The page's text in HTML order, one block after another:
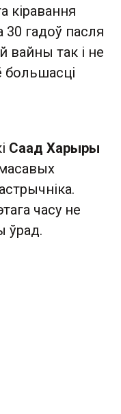
кіравання
30 гадоў пасля
вайны так і не
Саад Харыры
часу не
ўрад.